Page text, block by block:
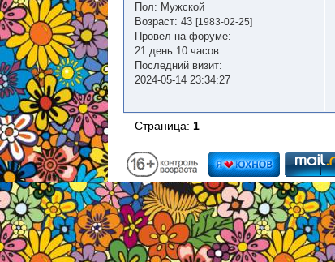
Пол: Мужской
Возраст: 43 [1983-02-25]
Провел на форуме:
21 день 10 часов
Последний визит:
2024-05-14 23:34:27
Страница: 1